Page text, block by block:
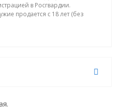
в Росгвардии.
продается с 18 лет (без